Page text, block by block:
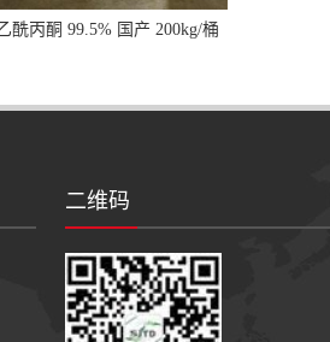
酰丙酮 99.5% 国产 200kg/桶
二维码